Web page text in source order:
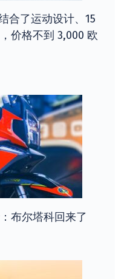
合了运动设计、15
价格不到 3,000 欧
布尔塔科回来了